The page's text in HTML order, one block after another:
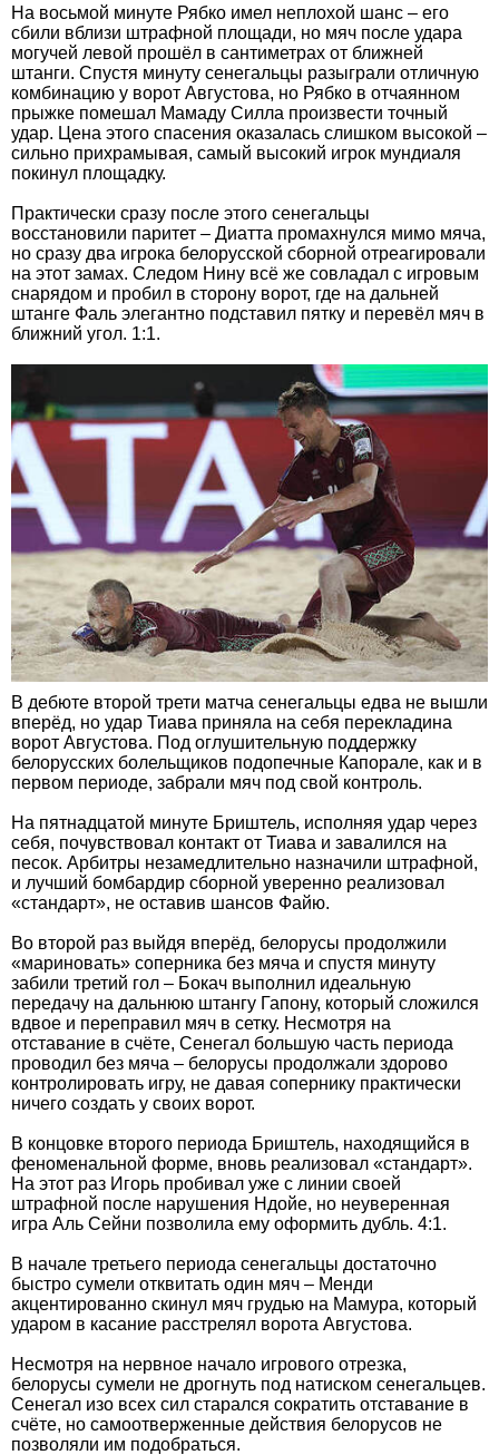
На восьмой минуте Рябко имел неплохой шанс – его
сбили вблизи штрафной площади, но мяч после удара
могучей левой прошёл в сантиметрах от ближней
штанги. Спустя минуту сенегальцы разыграли отличную
комбинацию у ворот Августова, но Рябко в отчаянном
прыжке помешал Мамаду Силла произвести точный
удар. Цена этого спасения оказалась слишком высокой –
сильно прихрамывая, самый высокий игрок мундиаля
покинул площадку.
Практически сразу после этого сенегальцы
восстановили паритет – Диатта промахнулся мимо мяча,
но сразу два игрока белорусской сборной отреагировали
на этот замах. Следом Нину всё же совладал с игровым
снарядом и пробил в сторону ворот, где на дальней
штанге Фаль элегантно подставил пятку и перевёл мяч в
ближний угол. 1:1.
В дебюте второй трети матча сенегальцы едва не вышли
вперёд, но удар Тиава приняла на себя перекладина
ворот Августова. Под оглушительную поддержку
белорусских болельщиков подопечные Капорале, как и в
первом периоде, забрали мяч под свой контроль.
На пятнадцатой минуте Бриштель, исполняя удар через
себя, почувствовал контакт от Тиава и завалился на
песок. Арбитры незамедлительно назначили штрафной,
и лучший бомбардир сборной уверенно реализовал
«стандарт», не оставив шансов Файю.
Во второй раз выйдя вперёд, белорусы продолжили
«мариновать» соперника без мяча и спустя минуту
забили третий гол – Бокач выполнил идеальную
передачу на дальнюю штангу Гапону, который сложился
вдвое и переправил мяч в сетку. Несмотря на
отставание в счёте, Сенегал большую часть периода
проводил без мяча – белорусы продолжали здорово
контролировать игру, не давая сопернику практически
ничего создать у своих ворот.
В концовке второго периода Бриштель, находящийся в
феноменальной форме, вновь реализовал «стандарт».
На этот раз Игорь пробивал уже с линии своей
штрафной после нарушения Ндойе, но неуверенная
игра Аль Сейни позволила ему оформить дубль. 4:1.
В начале третьего периода сенегальцы достаточно
быстро сумели отквитать один мяч – Менди
акцентированно скинул мяч грудью на Мамура, который
ударом в касание расстрелял ворота Августова.
Несмотря на нервное начало игрового отрезка,
белорусы сумели не дрогнуть под натиском сенегальцев.
Сенегал изо всех сил старался сократить отставание в
счёте, но самоотверженные действия белорусов не
позволяли им подобраться.